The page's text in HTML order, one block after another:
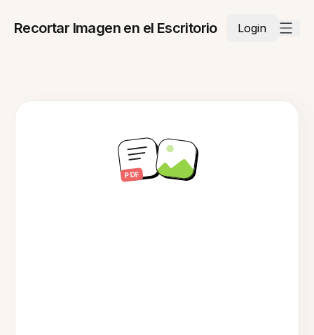
Recortar Imagen en el Escritorio Login